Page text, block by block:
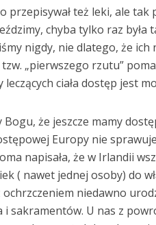
przepisywał też leki, ale
chyba tylko raz była
nigdy, nie dlatego, że
„pierwszego rzutu”
leczących ciała dostęp jest
Bogu, że jeszcze mamy
Europy nie
napisała, że w Irlandii
( nawet jednej osoby) do
niedawno
i sakramentów. U nas z